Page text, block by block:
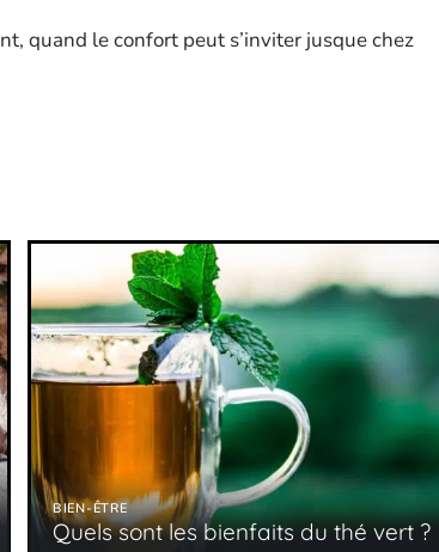
quand le confort peut s’inviter jusque chez
BIEN-ÊTRE
Quels sont les bienfaits du thé vert ?